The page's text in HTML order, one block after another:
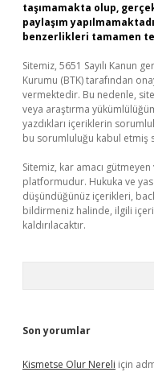
taşımamakta olup,
paylaşım
benzerlikleri tamamen
Sitemiz, 5651 Sayılı Kanun
Kurumu (BTK) tarafından
vermektedir. Bu nedenle,
veya araştırma
yazdıkları içeriklerin
bu sorumluluğu kabul etmiş
Sitemiz, kar amacı
platformudur. Hukuka ve
düşündüğünüz içerikleri,
bildirmeniz halinde, ilgili
kaldırılacaktır.
Son yorumlar
Kismetse Olur Nereli için